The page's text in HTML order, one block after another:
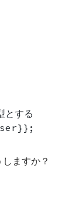
する
ますか？